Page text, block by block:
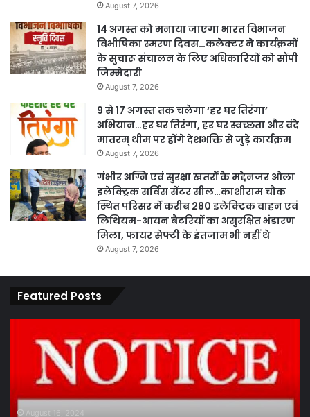
August 7, 2026
14 अगस्त को मनाया जाएगा भारत विभाजन
विभीषिका स्मरण दिवस…कलेक्टर ने कार्यक्रमों
के सुचारू संचालन के लिए अधिकारियों को सौंपी
जिम्मेदारी
August 7, 2026
9 से 17 अगस्त तक चलेगा ‘हर घर तिरंगा’
अभियान…हर घर तिरंगा, हर घर स्वच्छता और वंदे
मातरम् थीम पर होंगे देशभक्ति से जुड़े कार्यक्रम
August 7, 2026
गंभीर अग्नि एवं सुरक्षा खतरों के मद्देनजर ओला
इलेक्ट्रिक सर्विस सेंटर सील…काशीराम चौक
स्थित परिसर में करीब 280 इलेक्ट्रिक वाहन एवं
लिथियम-आयन बैटरियों का असुरक्षित भंडारण
मिला, फायर सेफ्टी के इंतजाम भी नहीं थे
August 7, 2026
Featured Posts
ठेकेदार
को
जारी August 16, 2024